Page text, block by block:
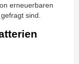
erneuerbaren
sind.